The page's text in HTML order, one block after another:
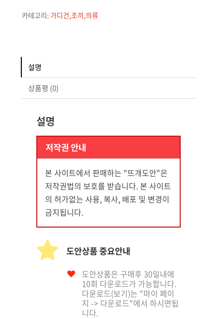
스
스
(3~5
세)
카테고리: 가디건,조끼,의류
설명
상품평 (0)
설명
저작권 안내
본 사이트에서 판매하는 "뜨개도안"은
저작권법의 보호를 받습니다. 본 사이트
의 허가없는 사용, 복사, 배포 및 변경이
금지됩니다.
도안상품 중요안내
도안상품은 구매후 30일내에
10회 다운로드가 가능합니다.
다운로드(보기)는 "마이 페이
지 -> 다운로드"에서 하시면됩
니다.